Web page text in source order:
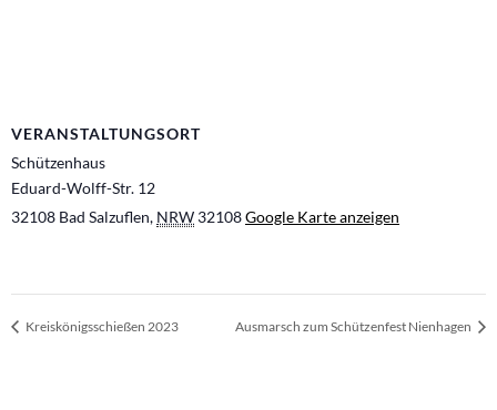
VERANSTALTUNGSORT
Schützenhaus
Eduard-Wolff-Str. 12
32108 Bad Salzuflen, NRW 32108Google Karte anzeigen
Kreiskönigsschießen 2023 Ausmarsch zum Schützenfest Nienhagen